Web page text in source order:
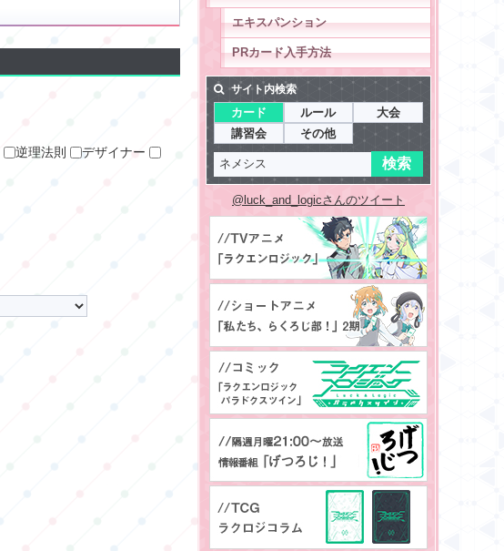
逆理法則
デザイナー
エキスパンション
PRカード入手方法
サイト内検索
カード ルール
大会
講習会
その他
@luck_and_logicさんのツイート